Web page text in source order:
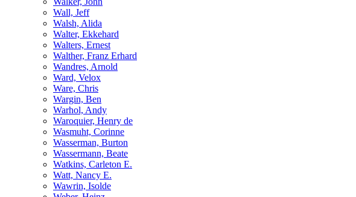
Wall, Jeff
Walsh, Alida
Walter, Ekkehard
Walters, Ernest
Walther, Franz Erhard
Wandres, Arnold
Ward, Velox
Ware, Chris
Wargin, Ben
Warhol, Andy
Waroquier, Henry de
Wasmuht, Corinne
Wasserman, Burton
Wassermann, Beate
Watkins, Carleton E.
Watt, Nancy E.
Wawrin, Isolde